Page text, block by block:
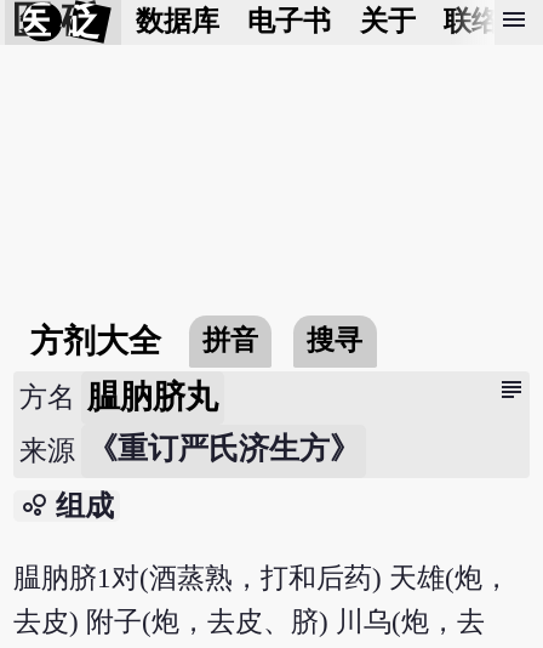
医 砭 数据库 电子书 关于 联络我
menu
方剂大全 拼音 搜寻
subject
方名 腽肭脐丸
来源 《重订严氏济生方》
bubble_chart 组成
腽肭脐1对(酒蒸熟，打和后药) 天雄(炮，
去皮) 附子(炮，去皮、脐) 川乌(炮，去